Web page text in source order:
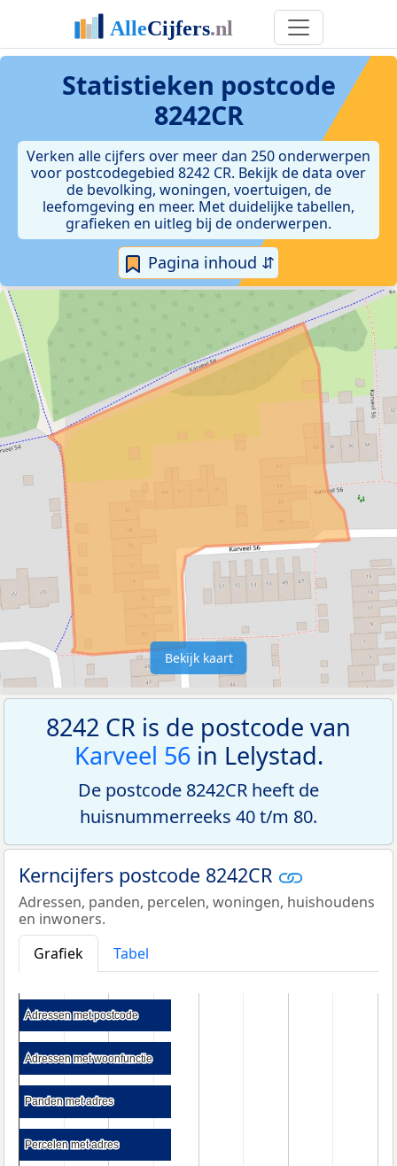
Statistieken postcode
8242CR
Verken alle cijfers over meer dan 250 onderwerpen
voor postcodegebied 8242 CR. Bekijk de data over
de bevolking, woningen, voertuigen, de
leefomgeving en meer. Met duidelijke tabellen,
grafieken en uitleg bij de onderwerpen.
Pagina inhoud ⇵
Bekijk kaart
8242 CR is de postcode van
Karveel 56in Lelystad.
De postcode 8242CR heeft de
huisnummerreeks 40 t/m 80.
Kerncijfers postcode 8242CR
Adressen, panden, percelen, woningen, huishoudens
en inwoners.
Grafiek
Tabel
Adressen met postcode
Adressen met postcode
Adressen met woonfunctie
Adressen met woonfunctie
Panden met adres
Panden met adres
Percelen met adres
Percelen met adres